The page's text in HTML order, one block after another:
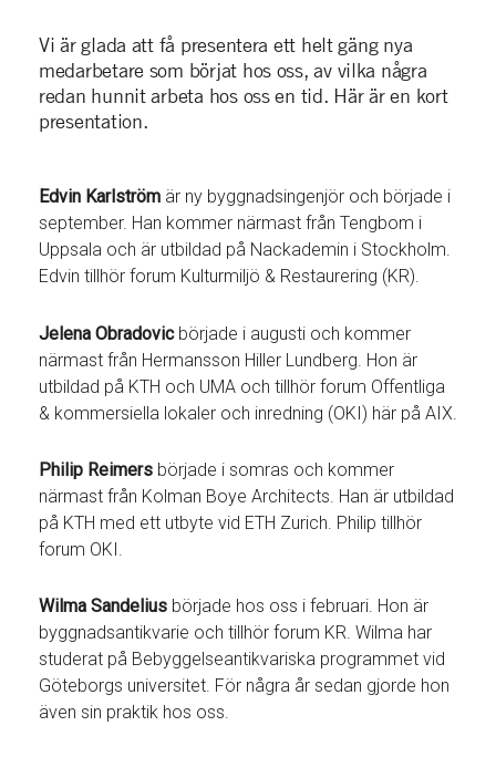
Vi är glada att få presentera ett helt gäng nya
medarbetare som börjat hos oss, av vilka några
redan hunnit arbeta hos oss en tid. Här är en kort
presentation.
Edvin Karlström är ny byggnadsingenjör och började i
september. Han kommer närmast från Tengbom i
Uppsala och är utbildad på Nackademin i Stockholm.
Edvin tillhör forum Kulturmiljö & Restaurering (KR).
Jelena Obradovic började i augusti och kommer
närmast från Hermansson Hiller Lundberg. Hon är
utbildad på KTH och UMA och tillhör forum Offentliga
& kommersiella lokaler och inredning (OKI) här på AIX.
Philip Reimers började i somras och kommer
närmast från Kolman Boye Architects. Han är utbildad
på KTH med ett utbyte vid ETH Zurich. Philip tillhör
forum OKI.
Wilma Sandelius började hos oss i februari. Hon är
byggnadsantikvarie och tillhör forum KR. Wilma har
studerat på Bebyggelseantikvariska programmet vid
Göteborgs universitet. För några år sedan gjorde hon
även sin praktik hos oss.